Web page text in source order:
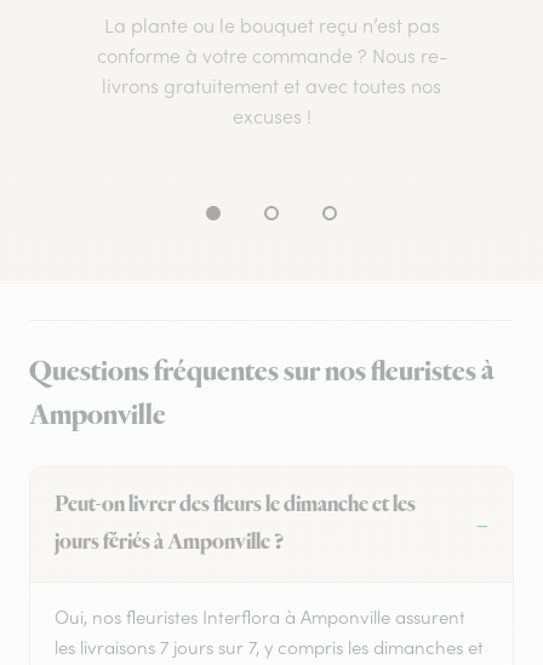
La plante ou le bouquet reçu n’est pas
conforme à votre commande ? Nous re-
livrons gratuitement et avec toutes nos
excuses !
Questions fréquentes sur nos fleuristes à
Amponville
Peut-on livrer des fleurs le dimanche et les
jours fériés à Amponville ?
Oui, nos fleuristes Interflora à Amponville assurent
les livraisons 7 jours sur 7, y compris les dimanches et